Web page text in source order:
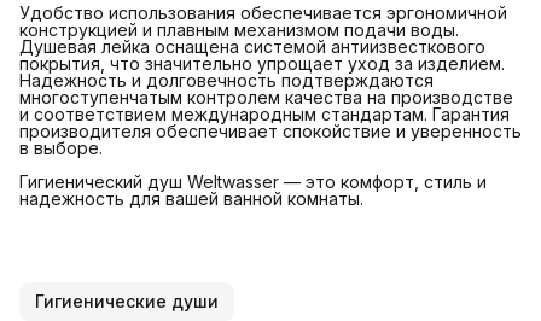
Удобство использования обеспечивается эргономичной
конструкцией и плавным механизмом подачи воды.
Душевая лейка оснащена системой антиизвесткового
покрытия, что значительно упрощает уход за изделием.
Надежность и долговечность подтверждаются
многоступенчатым контролем качества на производстве
и соответствием международным стандартам. Гарантия
производителя обеспечивает спокойствие и уверенность
в выборе.
Гигиенический душ Weltwasser — это комфорт, стиль и
надежность для вашей ванной комнаты.
Гигиенические души